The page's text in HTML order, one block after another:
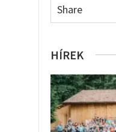
Share
HÍREK